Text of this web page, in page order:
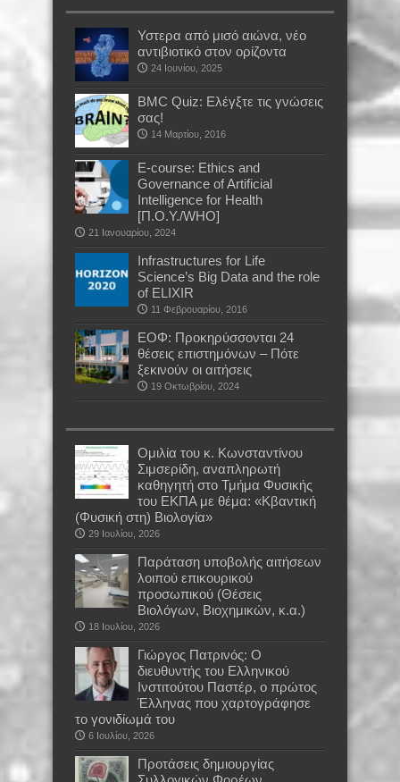
Υστερα από μισό αιώνα, νέο
αντιβιοτικό στον ορίζοντα
24 Ιουνίου, 2025
BMC Quiz: Ελέγξτε τις γνώσεις
σας!
14 Μαρτίου, 2016
E-course: Ethics and
Governance of Artificial
Intelligence for Health
[Π.Ο.Υ./WHO]
21 Ιανουαρίου, 2024
Infrastructures for Life
Science’s Big Data and the role
of ELIXIR
11 Φεβρουαρίου, 2016
ΕΟΦ: Προκηρύσσονται 24
θέσεις επιστημόνων – Πότε
ξεκινούν οι αιτήσεις
19 Οκτωβρίου, 2024
Oμιλία του κ. Κωνσταντίνου
Σιμσερίδη, αναπληρωτή
καθηγητή στο Τμήμα Φυσικής
του ΕΚΠΑ με θέμα: «Κβαντική
(Φυσική στη) Βιολογία»
29 Ιουλίου, 2026
Παράταση υποβολής αιτήσεων
λοιπού επικουρικού
προσωπικού (Θέσεις
Βιολόγων, Βιοχημικών, κ.α.)
18 Ιουλίου, 2026
Γιώργος Πατρινός: Ο
διευθυντής του Ελληνικού
Ινστιτούτου Παστέρ, ο πρώτος
Έλληνας που χαρτογράφησε
το γονιδίωμά του
6 Ιουλίου, 2026
Προτάσεις δημιουργίας